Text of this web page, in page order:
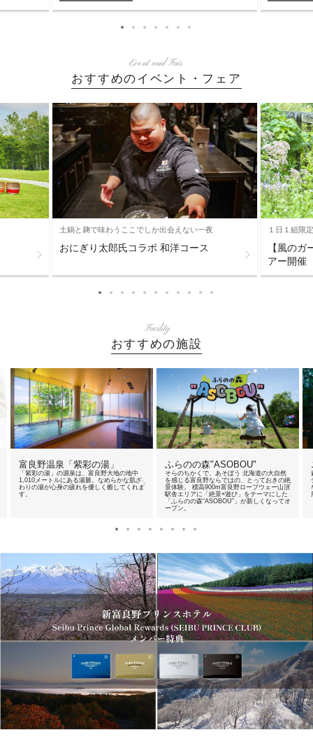
Event and Fair
おすすめのイベント・フェア
土鍋と麹で味わうここでしか出会えない一夜
おにぎり太郎氏コラボ 和洋コース
１日１組限定
【風の
アー開催
Facility
おすすめの施設
富良野温泉「紫彩の湯」
「紫彩の湯」の源泉は、富良野大地の地中
1,010メートルにある湯脈。なめらかな肌ざ
わりの湯が心身の疲れを優しく癒してくれま
す。
ふらのの森"ASOBOU"
そらのちかくで、あそぼう 北海道の大自然
を感じる富良野ならではの、とっておきの絶
景体験。 標高900m富良野ロープウェー山頂
駅舎エリアに「絶景×遊び」をテーマにした
「ふらのの森“ASOBOU”」が新しくなってオ
ープン。